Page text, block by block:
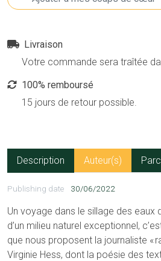
Livraison
Votre commande sera traîtée
100% remboursé
15 jours de retour possible.
Description Auteur(s)
Publishing date 30/06/2022
Un voyage dans le sillage des eaux
d’un milieu naturel exceptionnel,
que nous proposent la journaliste «
Virginie Hess, dont la poésie des